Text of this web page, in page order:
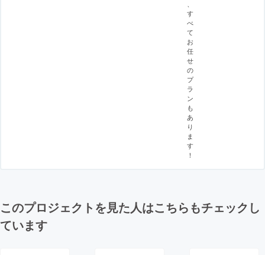
す
べ
て
お
任
せ
の
プ
ラ
ン
も
あ
り
ま
す
！
このプロジェクトを見た人はこちらもチェックし
ています